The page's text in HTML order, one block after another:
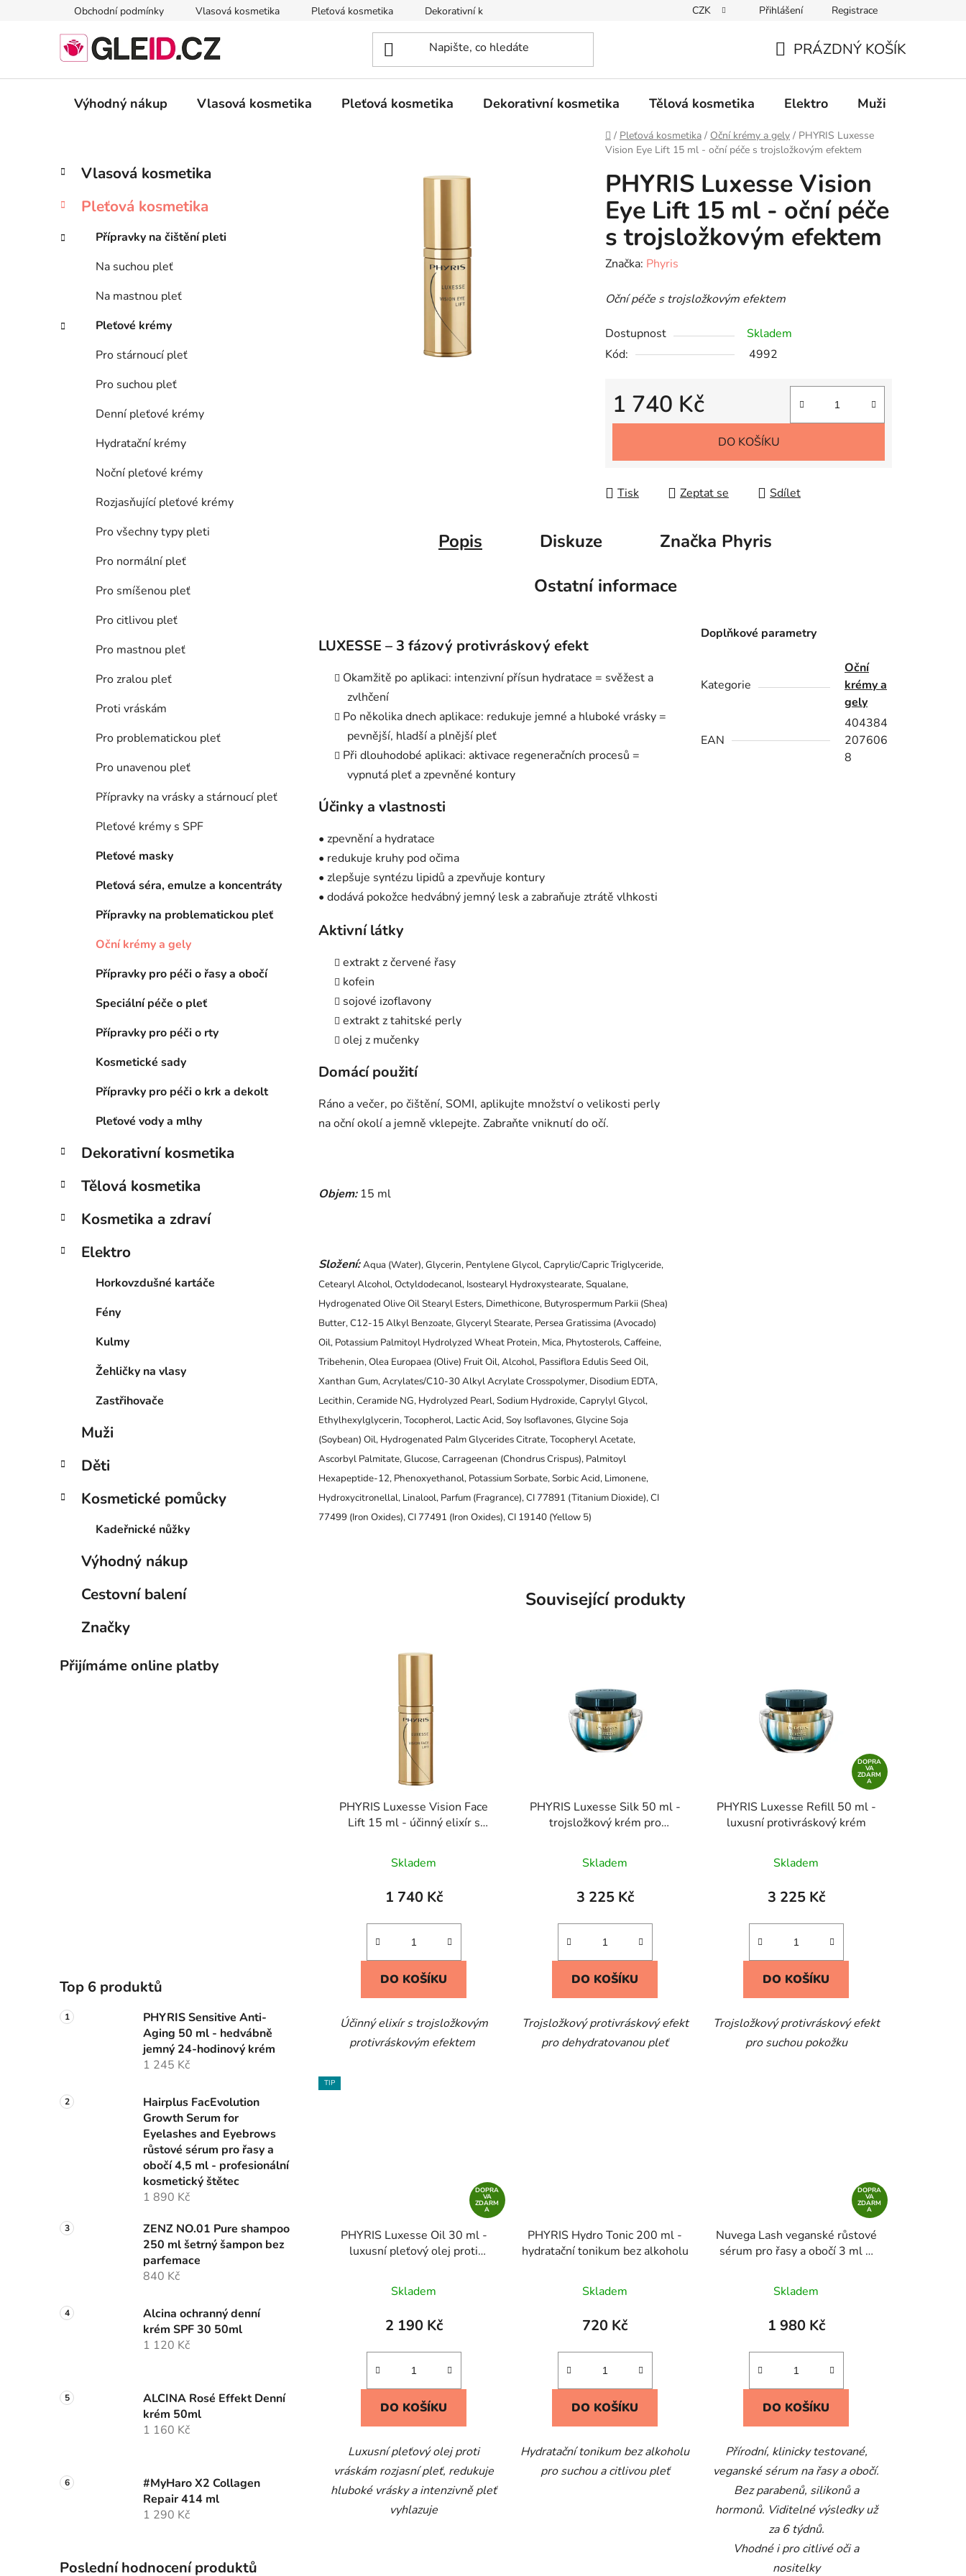
Obchodní podmínky Vlasová kosmetika Pleťová kosmetika Dekorativní kosmetika Elektro Děti Výhodný nákup
CZK Přihlášení Registrace
KOŠÍK
PRÁZDNÝ KOŠÍK
Výhodný nákup Vlasová kosmetika Pleťová kosmetika Dekorativní kosmetika Tělová kosmetika Elektro Muži
Domů
/ Pleťová kosmetika / Oční krémy a gely / PHYRIS Luxesse
Vision Eye Lift 15 ml - oční péče s trojsložkovým efektem
P
s
r
p
Přeskočit
kategorie
K
a
e
o
Vlasová kosmetika
Pleťová kosmetika
Přípravky na čištění pleti
Na suchou pleť
Na mastnou pleť
Pleťové krémy
Pro stárnoucí pleť
Pro suchou pleť
Denní pleťové krémy
Hydratační krémy
Noční pleťové krémy
Rozjasňující pleťové krémy
Pro všechny typy pleti
Pro normální pleť
Pro smíšenou pleť
Pro citlivou pleť
Pro mastnou pleť
Pro zralou pleť
Proti vráskám
Pro problematickou pleť
Pro unavenou pleť
Přípravky na vrásky a stárnoucí pleť
Pleťové krémy s SPF
Pleťové masky
Pleťová séra, emulze a koncentráty
Přípravky na problematickou pleť
Oční krémy a gely
Přípravky pro péči o řasy a obočí
Speciální péče o pleť
Přípravky pro péči o rty
Kosmetické sady
Přípravky pro péči o krk a dekolt
Pleťové vody a mlhy
Dekorativní kosmetika
Tělová kosmetika
Kosmetika a zdraví
Elektro
Horkovzdušné kartáče
Fény
Kulmy
Žehličky na vlasy
Zastřihovače
Muži
Děti
Kosmetické pomůcky
Kadeřnické nůžky
Výhodný nákup
Cestovní balení
Značky
Přijímáme online platby
Top 6 produktů
PHYRIS Sensitive Anti-
Aging 50 ml - hedvábně
jemný 24-hodinový krém
1 245 Kč
Hairplus FacEvolution
Growth Serum for
Eyelashes and Eyebrows
růstové sérum pro řasy a
obočí 4,5 ml - profesionální
kosmetický štětec
1 890 Kč
ZENZ NO.01 Pure shampoo
250 ml šetrný šampon bez
parfemace
840 Kč
Alcina ochranný denní
krém SPF 30 50ml
1 120 Kč
ALCINA Rosé Effekt Denní
krém 50ml
1 160 Kč
#MyHaro X2 Collagen
Repair 414 ml
1 290 Kč
Poslední hodnocení produktů
PHYRIS Luxesse Vision
Eye Lift 15 ml - oční péče
s trojsložkovým efektem
Značka: Phyris
Oční péče s trojsložkovým efektem
Dostupnost
Skladem
Kód:
4992
1 740 Kč
Měrná cena:
DO KOŠÍKU
Tisk Zeptat se Sdílet
Popis Diskuze Značka Phyris
Ostatní informace
LUXESSE – 3 fázový protivráskový efekt
Okamžitě po aplikaci: intenzivní přísun hydratace = svěžest a
zvlhčení
Po několika dnech aplikace: redukuje jemné a hluboké vrásky =
pevnější, hladší a plnější pleť
Při dlouhodobé aplikaci: aktivace regeneračních procesů =
vypnutá pleť a zpevněné kontury
Účinky a vlastnosti
• zpevnění a hydratace
• redukuje kruhy pod očima
• zlepšuje syntézu lipidů a zpevňuje kontury
• dodává pokožce hedvábný jemný lesk a zabraňuje ztrátě vlhkosti
Aktivní látky
extrakt z červené řasy
kofein
sojové izoflavony
extrakt z tahitské perly
olej z mučenky
Domácí použití
Ráno a večer, po čištění, SOMI, aplikujte množství o velikosti perly
na oční okolí a jemně vklepejte. Zabraňte vniknutí do očí.
Objem: 15 ml
Složení:Aqua (Water), Glycerin, Pentylene Glycol, Caprylic/Capric Triglyceride,
Cetearyl Alcohol, Octyldodecanol, Isostearyl Hydroxystearate, Squalane,
Hydrogenated Olive Oil Stearyl Esters, Dimethicone, Butyrospermum Parkii (Shea)
Butter, C12-15 Alkyl Benzoate, Glyceryl Stearate, Persea Gratissima (Avocado)
Oil, Potassium Palmitoyl Hydrolyzed Wheat Protein, Mica, Phytosterols, Caffeine,
Tribehenin, Olea Europaea (Olive) Fruit Oil, Alcohol, Passiflora Edulis Seed Oil,
Xanthan Gum, Acrylates/C10-30 Alkyl Acrylate Crosspolymer, Disodium EDTA,
Lecithin, Ceramide NG, Hydrolyzed Pearl, Sodium Hydroxide, Caprylyl Glycol,
Ethylhexylglycerin, Tocopherol, Lactic Acid, Soy Isoflavones, Glycine Soja
(Soybean) Oil, Hydrogenated Palm Glycerides Citrate, Tocopheryl Acetate,
Ascorbyl Palmitate, Glucose, Carrageenan (Chondrus Crispus), Palmitoyl
Hexapeptide-12, Phenoxyethanol, Potassium Sorbate, Sorbic Acid, Limonene,
Hydroxycitronellal, Linalool, Parfum (Fragrance), CI 77891 (Titanium Dioxide), CI
77499 (Iron Oxides), CI 77491 (Iron Oxides), CI 19140 (Yellow 5)
Doplňkové parametry
Kategorie
Oční
krémy a
gely
EAN
404384
207606
8
Související produkty
PHYRIS Luxesse Vision Face
Lift 15 ml - účinný elixír s
efektem
Skladem
1 740 Kč
DO KOŠÍKU
Účinný elixír s trojsložkovým
protivráskovým efektem
PHYRIS Luxesse Silk 50 ml -
trojsložkový krém pro
Skladem
3 225 Kč
DO KOŠÍKU
Trojsložkový protivráskový efekt
pro dehydratovanou pleť
DOPRA
VA
ZDARM
A
PHYRIS Luxesse Refill 50 ml -
luxusní protivráskový krém
Skladem
3 225 Kč
DO KOŠÍKU
Trojsložkový protivráskový efekt
pro suchou pokožku
TIP
DOPRA
VA
ZDARM
A
PHYRIS Luxesse Oil 30 ml -
luxusní pleťový olej proti
Skladem
2 190 Kč
DO KOŠÍKU
Luxusní pleťový olej proti
vráskám rozjasní pleť, redukuje
hluboké vrásky a intenzivně pleť
vyhlazuje
PHYRIS Hydro Tonic 200 ml -
hydratační tonikum bez alkoholu
Skladem
720 Kč
DO KOŠÍKU
Hydratační tonikum bez alkoholu
pro suchou a citlivou pleť
DOPRA
VA
ZDARM
A
Nuvega Lash veganské růstové
sérum pro řasy a obočí 3 ml +
Skladem
1 980 Kč
DO KOŠÍKU
Přírodní, klinicky testované,
veganské sérum na řasy a obočí.
Bez parabenů, silikonů a
hormonů. Viditelné výsledky už
za 6 týdnů.
Vhodné i pro citlivé oči a
nositelky